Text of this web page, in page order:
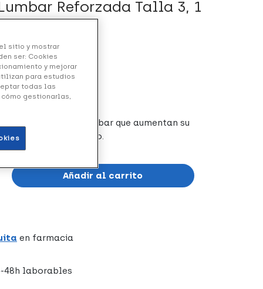
Reforzada Talla 3, 1
de refuerzo lumbar que aumentan su
velcro. Color negro.
Añadir al carrito
en farmacia
48h laborables
sitio y mostrar
ser: Cookies
y mejorar
para estudios
todas las
cómo gestionarlas,